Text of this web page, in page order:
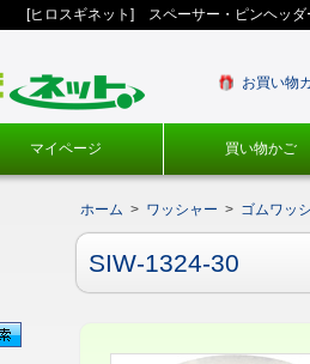
[ヒロスギネット] スペーサー・ピンヘッ
お買い物
マイページ 買い物かご
ホーム > ワッシャー > ゴムワッ
SIW-1324-30